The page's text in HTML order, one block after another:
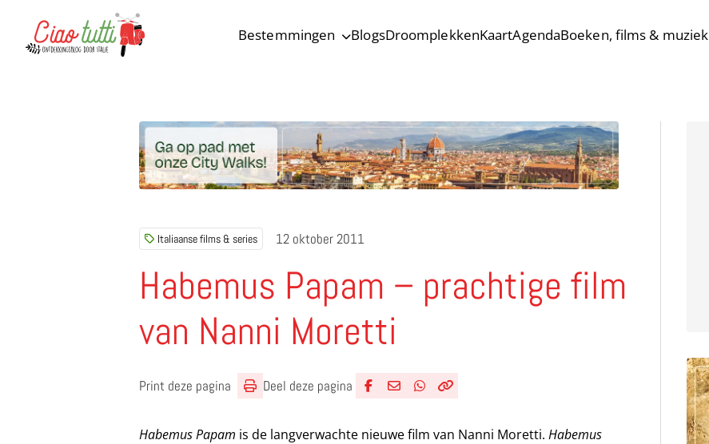
Bestemmingen BlogsDroomplekkenKaartAgendaBoeken, films & muziek
Italiaanse films & series 12 oktober 2011
Habemus Papam – prachtige film
van Nanni Moretti
Print deze pagina
Deel deze pagina
Habemus Papam is de langverwachte nieuwe film van Nanni Moretti.Habemus